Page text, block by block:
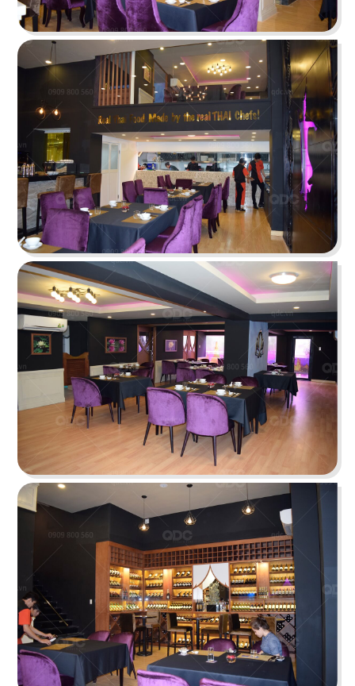
THAI ICON
Thiết kế theo hình thức Foodcourt với một không
gian mang đậm dấu ấn xứ sở chùa Vàng
Chi tiết
STELLA COFFEE
Gam màu xám nguyên bản cùng kỹ thuật sơn
hiệu ứng rỉ sét tạo nên sự mới mẻ
Chi tiết